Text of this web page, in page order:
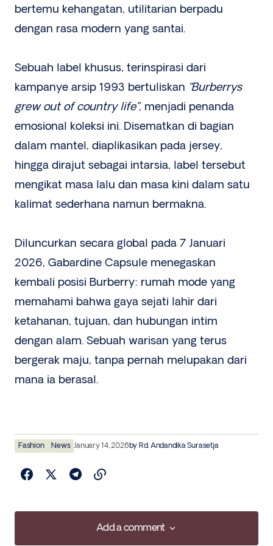
bertemu kehangatan, utilitarian berpadu
dengan rasa modern yang santai.
Sebuah label khusus, terinspirasi dari
kampanye arsip 1993 bertuliskan “Burberrys
grew out of country life”, menjadi penanda
emosional koleksi ini. Disematkan di bagian
dalam mantel, diaplikasikan pada jersey,
hingga dirajut sebagai intarsia, label tersebut
mengikat masa lalu dan masa kini dalam satu
kalimat sederhana namun bermakna.
Diluncurkan secara global pada 7 Januari
2026, Gabardine Capsule menegaskan
kembali posisi Burberry: rumah mode yang
memahami bahwa gaya sejati lahir dari
ketahanan, tujuan, dan hubungan intim
dengan alam. Sebuah warisan yang terus
bergerak maju, tanpa pernah melupakan dari
mana ia berasal.
Fashion News January 14, 2026by Rd. Andandika Surasetja
Add a comment